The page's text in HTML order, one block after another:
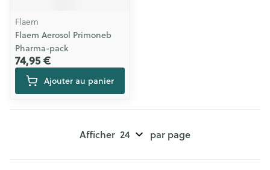
Flaem
Flaem Aerosol Primoneb
Pharma-pack
74,95 €
Ajouter au panier
Afficher par page